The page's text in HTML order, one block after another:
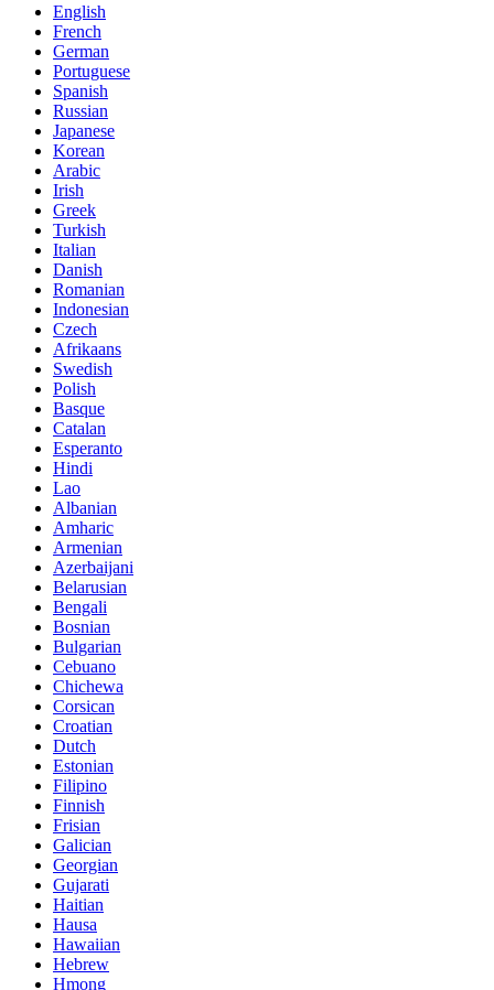
English
French
German
Portuguese
Spanish
Russian
Japanese
Korean
Arabic
Irish
Greek
Turkish
Italian
Danish
Romanian
Indonesian
Czech
Afrikaans
Swedish
Polish
Basque
Catalan
Esperanto
Hindi
Lao
Albanian
Amharic
Armenian
Azerbaijani
Belarusian
Bengali
Bosnian
Bulgarian
Cebuano
Chichewa
Corsican
Croatian
Dutch
Estonian
Filipino
Finnish
Frisian
Galician
Georgian
Gujarati
Haitian
Hausa
Hawaiian
Hebrew
Hmong